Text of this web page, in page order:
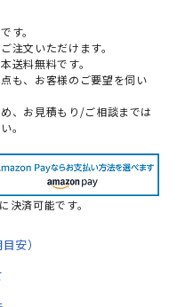
す。
注文いただけます。
送料無料です。
も、お客様のご要望を伺い
、お見積もり/ご相談までは
。
済可能です。
安）